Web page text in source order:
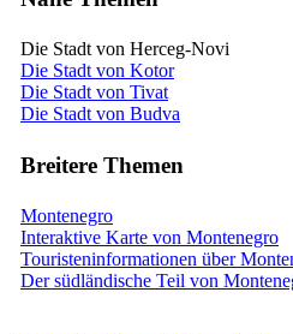
Die Stadt von Herceg-Novi
Die Stadt von Kotor
Die Stadt von Tivat
Die Stadt von Budva
Breitere Themen
Montenegro
Interaktive Karte von Montenegro
Touristeninformationen über
Der südländische Teil von